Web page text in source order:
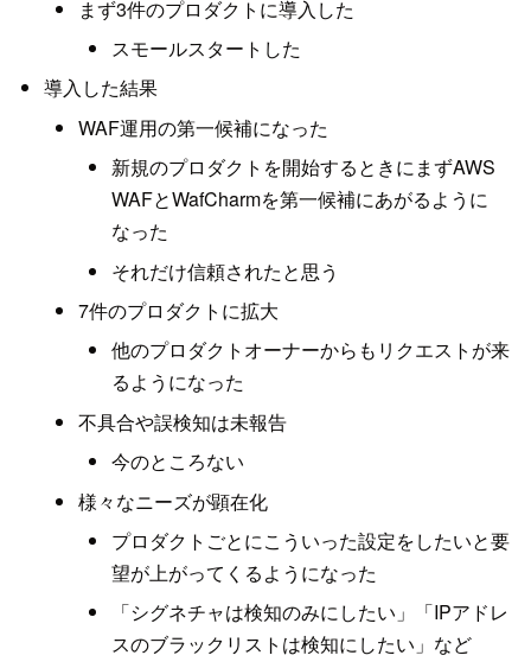
まず3件のプロダクトに導入した
スモールスタートした
導入した結果
WAF運用の第一候補になった
新規のプロダクトを開始するときにまずAWS
WAFとWafCharmを第一候補にあがるように
なった
それだけ信頼されたと思う
7件のプロダクトに拡大
他のプロダクトオーナーからもリクエストが来
るようになった
不具合や誤検知は未報告
今のところない
様々なニーズが顕在化
プロダクトごとにこういった設定をしたいと要
望が上がってくるようになった
「シグネチャは検知のみにしたい」「IPアドレ
スのブラックリストは検知にしたい」など